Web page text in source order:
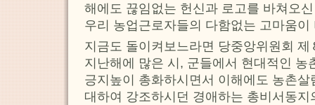
해에도 끊임없는 헌신과 로고를 바쳐오
우리 농업근로자들의 다함없는 고마움이
지금도 돌이켜보느라면 당중앙위원회
지난해에 많은 시, 군들에서 현대적인 농
긍지높이 총화하시면서 이해에도 농촌
대하여 강조하시던 경애하는 총비서동